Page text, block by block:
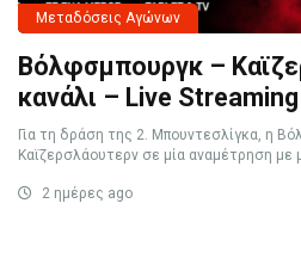
Μεταδόσεις Αγώνων
Βόλφσμπουργκ –
κανάλι – Live
Για τη δράση της 2. Μπουντεσλίγκα, η
Καϊζερσλάουτερν σε μία αναμέτρηση με
2 ημέρες ago